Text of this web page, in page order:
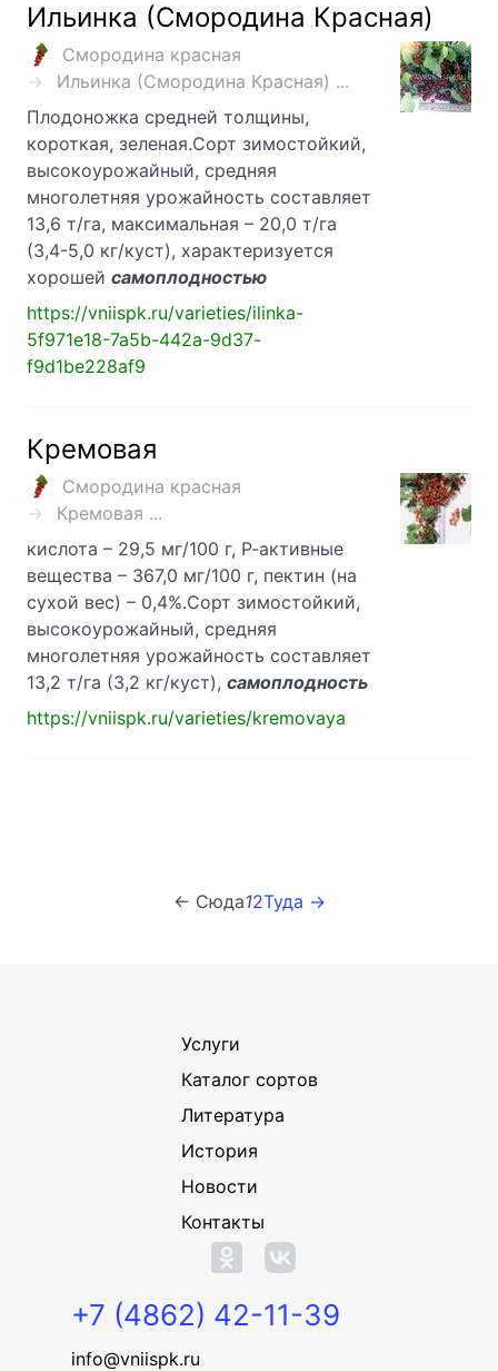
Ильинка (Смородина Красная)
Смородина красная
Ильинка (Смородина Красная) ...
Плодоножка средней толщины,
короткая, зеленая.Сорт зимостойкий,
высокоурожайный, средняя
многолетняя урожайность составляет
13,6 т/га, максимальная – 20,0 т/га
(3,4-5,0 кг/куст), характеризуется
хорошей самоплодностью
https://vniispk.ru/varieties/ilinka-
5f971e18-7a5b-442a-9d37-
f9d1be228af9
Кремовая
Смородина красная
Кремовая ...
кислота – 29,5 мг/100 г, Р-активные
вещества – 367,0 мг/100 г, пектин (на
сухой вес) – 0,4%.Сорт зимостойкий,
высокоурожайный, средняя
многолетняя урожайность составляет
13,2 т/га (3,2 кг/куст), самоплодность
https://vniispk.ru/varieties/kremovaya
← Сюда12Туда →
Услуги
Каталог сортов
Литература
История
Новости
Контакты
+7 (4862) 42-11-39
info@vniispk.ru